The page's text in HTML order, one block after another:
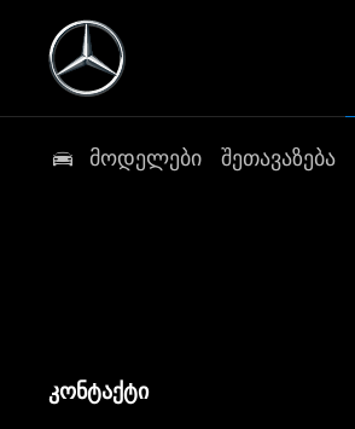
მოდელები შეთავაზება
კონტაქტი